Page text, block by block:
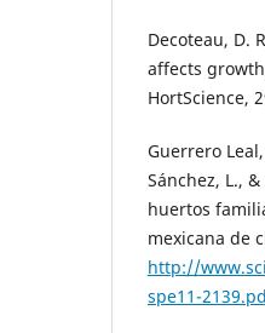
Decoteau, D.
affects
HortScience,
Guerrero
Sánchez, L.,
huertos
mexicana de
http://
spe11-